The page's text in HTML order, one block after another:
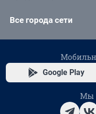
Все города сети
Google Play
Мы